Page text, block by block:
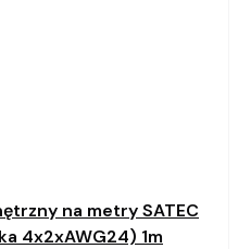
na metry SATEC
4x2xAWG24) 1m